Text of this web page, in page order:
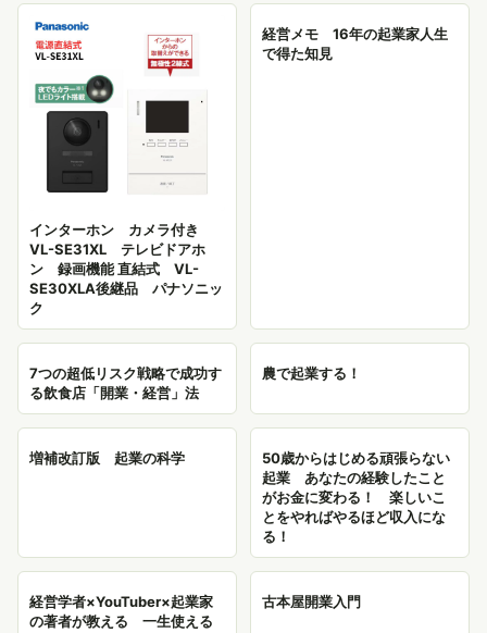
インターホン カメラ付き
VL-SE31XL テレビドアホ
ン 録画機能 直結式 VL-
SE30XLA後継品 パナソニッ
ク
経営メモ 16年の起業家人生
で得た知見
7つの超低リスク戦略で成功す
る飲食店「開業・経営」法
農で起業する！
増補改訂版 起業の科学
50歳からはじめる頑張らない
起業 あなたの経験したこと
がお金に変わる！ 楽しいこ
とをやればやるほど収入にな
る！
経営学者×YouTuber×起業家
の著者が教える 一生使える
古本屋開業入門